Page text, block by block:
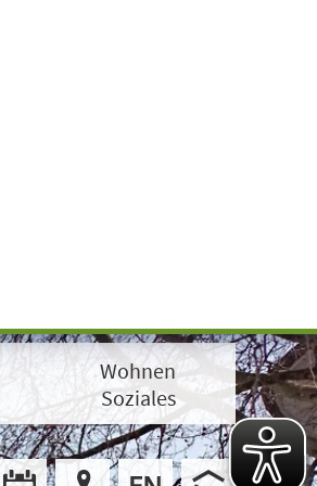
Wohnen
Soziales